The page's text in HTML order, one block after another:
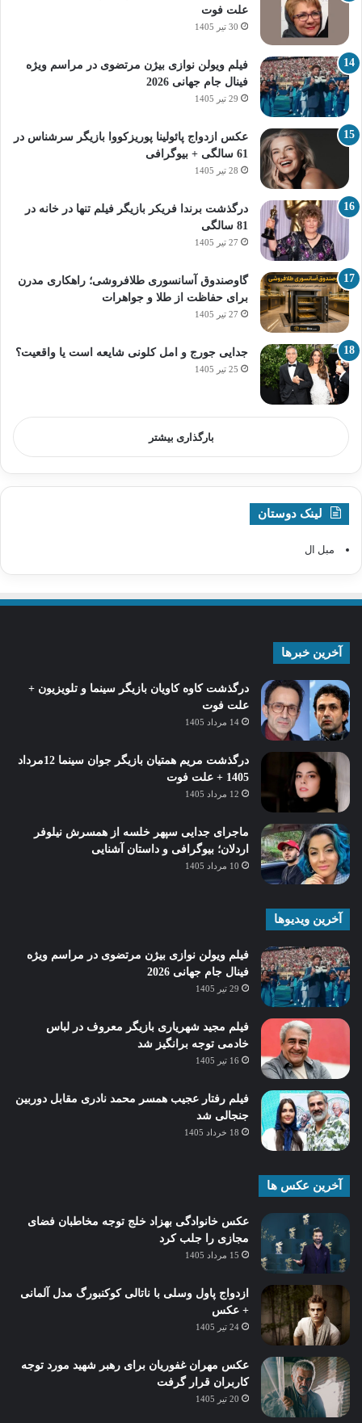
علت فوت
30 تیر 1405
فیلم ویولن نوازی بیژن مرتضوی در مراسم ویژه
فینال جام جهانی 2026
29 تیر 1405
عکس ازدواج پائولینا پوریزکووا بازیگر سرشناس در
61 سالگی + بیوگرافی
28 تیر 1405
درگذشت برندا فریکر بازیگر فیلم تنها در خانه در
81 سالگی
27 تیر 1405
گاوصندوق آسانسوری طلافروشی؛ راهکاری مدرن
برای حفاظت از طلا و جواهرات
27 تیر 1405
جدایی جورج و امل کلونی شایعه است یا واقعیت؟
25 تیر 1405
بارگذاری بیشتر
لینک دوستان
مبل ال
آخرین خبرها
درگذشت کاوه کاویان بازیگر سینما و تلویزیون +
علت فوت
14 مرداد 1405
درگذشت مریم همتیان بازیگر جوان سینما 12مرداد
1405 + علت فوت
12 مرداد 1405
ماجرای جدایی سپهر خلسه از همسرش نیلوفر
اردلان؛ بیوگرافی و داستان آشنایی
10 مرداد 1405
آخرین ویدیوها
فیلم ویولن نوازی بیژن مرتضوی در مراسم ویژه
فینال جام جهانی 2026
29 تیر 1405
فیلم مجید شهریاری بازیگر معروف در لباس
خادمی توجه برانگیز شد
16 تیر 1405
فیلم رفتار عجیب همسر محمد نادری مقابل دوربین
جنجالی شد
18 خرداد 1405
آخرین عکس ها
عکس خانوادگی بهزاد خلج توجه مخاطبان فضای
مجازی را جلب کرد
15 مرداد 1405
ازدواج پاول وسلی با ناتالی کوکنبورگ مدل آلمانی
+ عکس
24 تیر 1405
عکس مهران غفوریان برای رهبر شهید مورد توجه
کاربران قرار گرفت
20 تیر 1405